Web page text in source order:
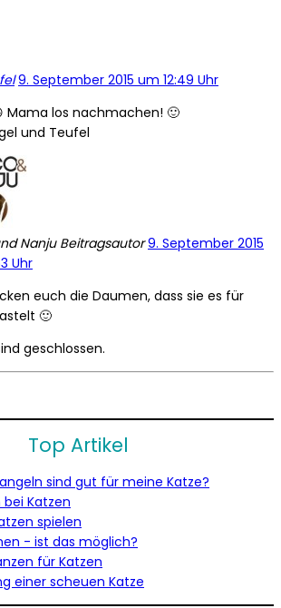
9. September 2015 um 12:49 Uhr
Mama los nachmachen! 🙂
und Teufel
Nanju Beitragsautor 9. September 2015
Uhr
euch die Daumen, dass sie es für
🙂
geschlossen.
Top Artikel
sind gut für meine Katze?
Katzen
spielen
- ist das möglich?
für Katzen
einer scheuen Katze